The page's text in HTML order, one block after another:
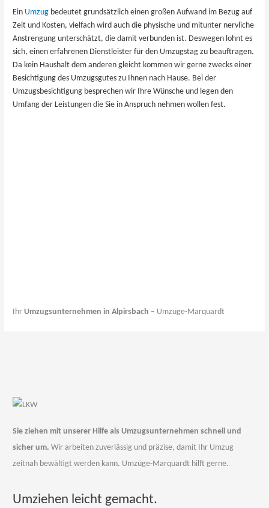
Ein Umzug bedeutet grundsätzlich einen großen Aufwand im Bezug auf
Zeit und Kosten, vielfach wird auch die physische und mitunter nervliche
Anstrengung unterschätzt, die damit verbunden ist. Deswegen lohnt es
sich, einen erfahrenen Dienstleister für den Umzugstag zu beauftragen.
Da kein Haushalt dem anderen gleicht kommen wir gerne zwecks einer
Besichtigung des Umzugsgutes zu Ihnen nach ​Hause. Bei der
Umzugsbesichtigung besprechen wir Ihre Wünsche und legen den
Umfang der Leistungen die Sie in Anspruch nehmen wollen fest.
IhrUmzugsunternehmen in Alpirsbach – Umzüge-Marquardt
Sie ziehen mit unserer Hilfe als Umzugsunternehmen schnell und
sicher um. Wir arbeiten zuverlässig und präzise, damit Ihr Umzug
zeitnah bewältigt werden kann. Umzüge-Marquardt hilft gerne.
Umziehen leicht gemacht.